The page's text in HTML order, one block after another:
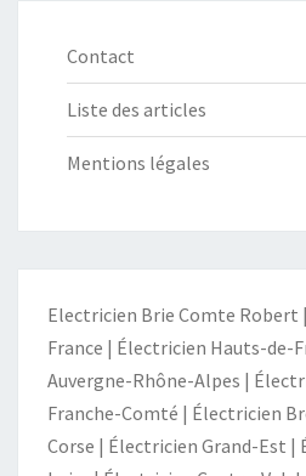
Contact
Liste des articles
Mentions légales
Electricien Brie Comte Robert |
France | Électricien Hauts-de-
Auvergne-Rhône-Alpes |
Franche-Comté | Électricien
Corse | Électricien Grand-Est |